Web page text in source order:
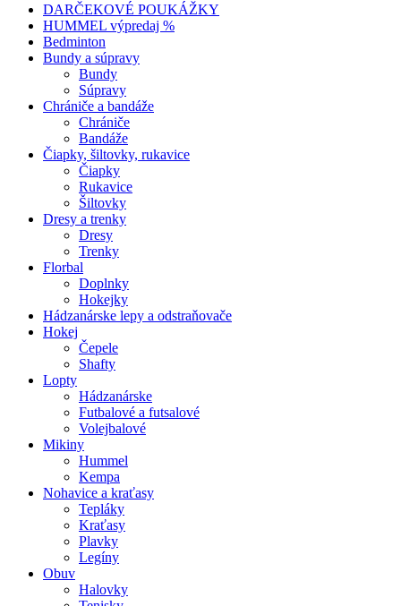
DARČEKOVÉ POUKÁŽKY
HUMMEL výpredaj %
Bedminton
Bundy a súpravy
Bundy
Súpravy
Chrániče a bandáže
Chrániče
Bandáže
Čiapky, šiltovky, rukavice
Čiapky
Rukavice
Šiltovky
Dresy a trenky
Dresy
Trenky
Florbal
Doplnky
Hokejky
Hádzanárske lepy a odstraňovače
Hokej
Čepele
Shafty
Lopty
Hádzanárske
Futbalové a futsalové
Volejbalové
Mikiny
Hummel
Kempa
Nohavice a kraťasy
Tepláky
Kraťasy
Plavky
Legíny
Obuv
Halovky